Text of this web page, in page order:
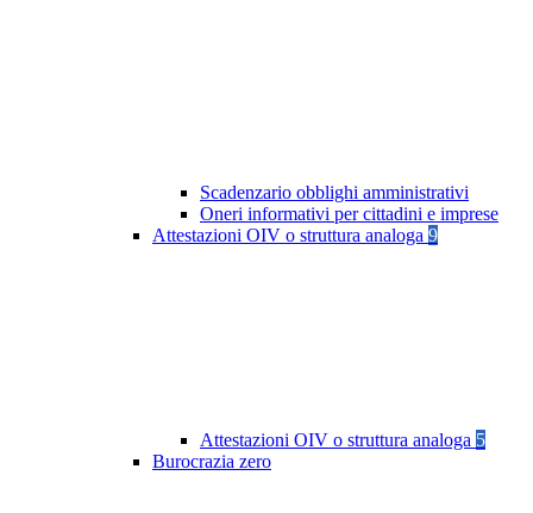
Scadenzario obblighi amministrativi
Oneri informativi per cittadini e imprese
Attestazioni OIV o struttura analoga 9
Attestazioni OIV o struttura analoga 5
Burocrazia zero